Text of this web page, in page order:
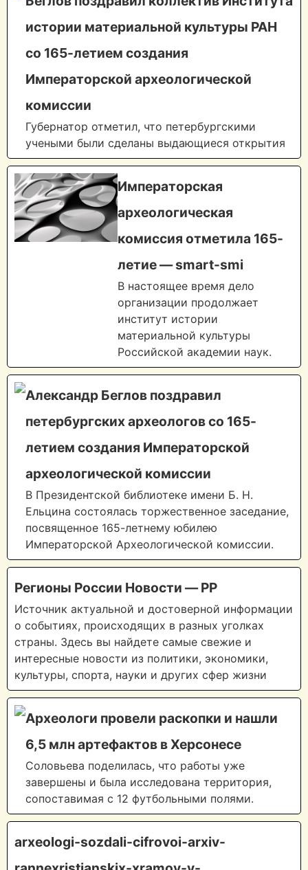
истории материальной культуры РАН
со 165-летием создания
Императорской археологической
комиссии
Губернатор отметил, что петербургскими
учеными были сделаны выдающиеся открытия
Императорская
археологическая
комиссия отметила 165-
летие — smart-smi
В настоящее время дело
организации продолжает
институт истории
материальной культуры
Российской академии наук.
Александр Беглов поздравил
петербургских археологов со 165-
летием создания Императорской
археологической комиссии
В Президентской библиотеке имени Б. Н.
Ельцина состоялась торжественное заседание,
посвященное 165-летнему юбилею
Императорской Археологической комиссии.
Регионы России Новости — PP
Источник актуальной и достоверной информации
о событиях, происходящих в разных уголках
страны. Здесь вы найдете самые свежие и
интересные новости из политики, экономики,
культуры, спорта, науки и других сфер жизни
Археологи провели раскопки и нашли
6,5 млн артефактов в Херсонесе
Соловьева поделилась, что работы уже
завершены и была исследована территория,
сопоставимая с 12 футбольными полями.
arxeologi-sozdali-cifrovoi-arxiv-